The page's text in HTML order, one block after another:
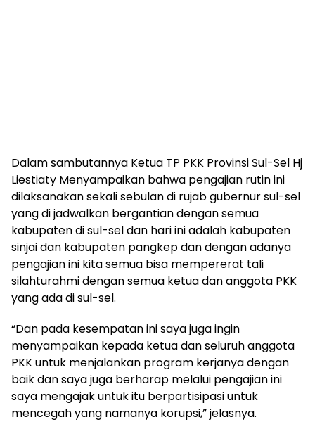
Dalam sambutannya Ketua TP PKK Provinsi Sul-Sel Hj
Liestiaty Menyampaikan bahwa pengajian rutin ini
dilaksanakan sekali sebulan di rujab gubernur sul-sel
yang di jadwalkan bergantian dengan semua
kabupaten di sul-sel dan hari ini adalah kabupaten
sinjai dan kabupaten pangkep dan dengan adanya
pengajian ini kita semua bisa mempererat tali
silahturahmi dengan semua ketua dan anggota PKK
yang ada di sul-sel.
“Dan pada kesempatan ini saya juga ingin
menyampaikan kepada ketua dan seluruh anggota
PKK untuk menjalankan program kerjanya dengan
baik dan saya juga berharap melalui pengajian ini
saya mengajak untuk itu berpartisipasi untuk
mencegah yang namanya korupsi,” jelasnya.